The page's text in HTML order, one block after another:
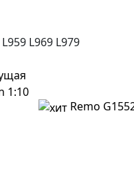
L959 L969 L979
Remo